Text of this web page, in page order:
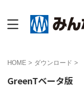
HOME > ダウンロード >
GreenTベータ版